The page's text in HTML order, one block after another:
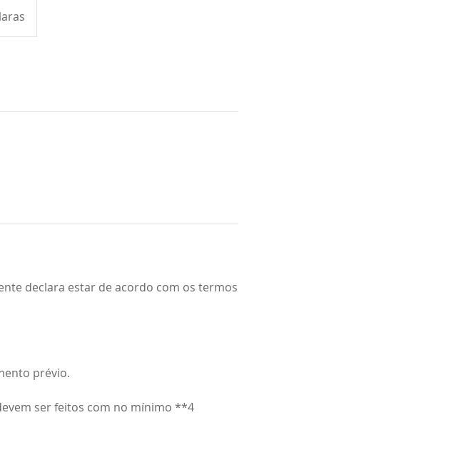
declara estar de acordo com os termos
prévio.
ser feitos com no mínimo **4